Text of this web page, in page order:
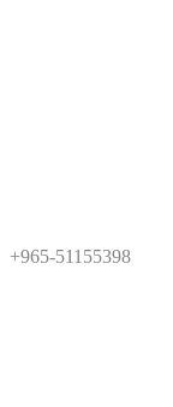
+965-51155398